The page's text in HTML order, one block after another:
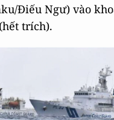
Điếu Ngư) vào
trích).